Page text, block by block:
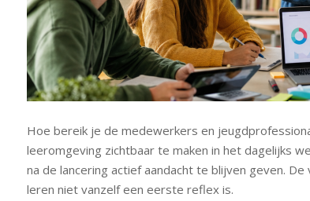
Hoe bereik je de medewerkers en
leeromgeving zichtbaar te maken in het dagelijks
na de lancering actief aandacht te blijven geven.
leren niet vanzelf een eerste reflex is.